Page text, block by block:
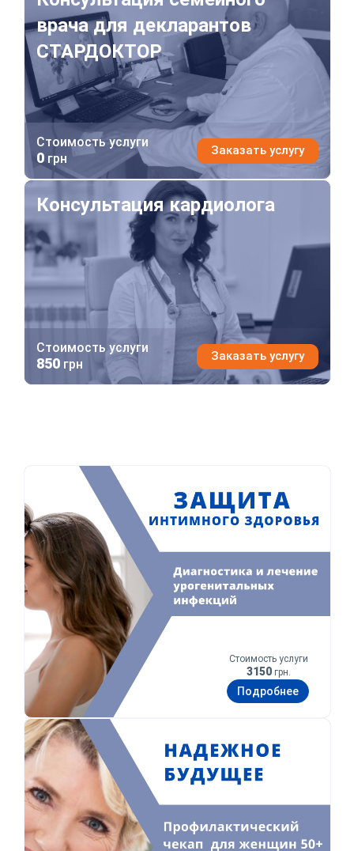
врача для декларантов
СТАРДОКТОР
Стоимость услуги
0грн
Заказать услугу
Консультация кардиолога
Консультация кардиолога
Стоимость услуги
850грн
Заказать услугу
Защита интимного здоровья
Стоимость услуги
3150 грн.
Подробнее
Уверенное будущее